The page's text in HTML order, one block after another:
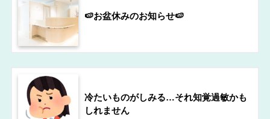
🍉お盆休みのお知らせ🍉
冷たいものがしみる…それ知覚過敏かも
しれません